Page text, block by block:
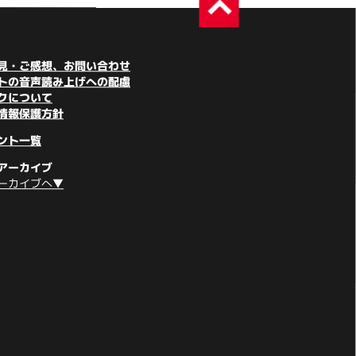
・ご感想、お問い合わせ
の音声読み上げへの配慮
について
報保護方針
ト一覧
ーカイブ
カイブへ▼